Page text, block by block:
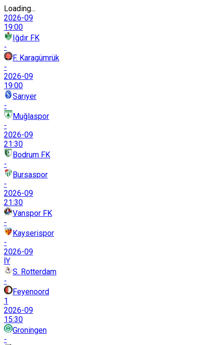
Loading...
2026-09
19:00
Iğdır FK
-
F. Karagümrük
-
2026-09
19:00
Sarıyer
-
Muğlaspor
-
2026-09
21:30
Bodrum FK
-
Bursaspor
-
2026-09
21:30
Vanspor FK
-
Kayserispor
-
2026-09
İY
S. Rotterdam
-
Feyenoord
1
2026-09
15:30
Groningen
-